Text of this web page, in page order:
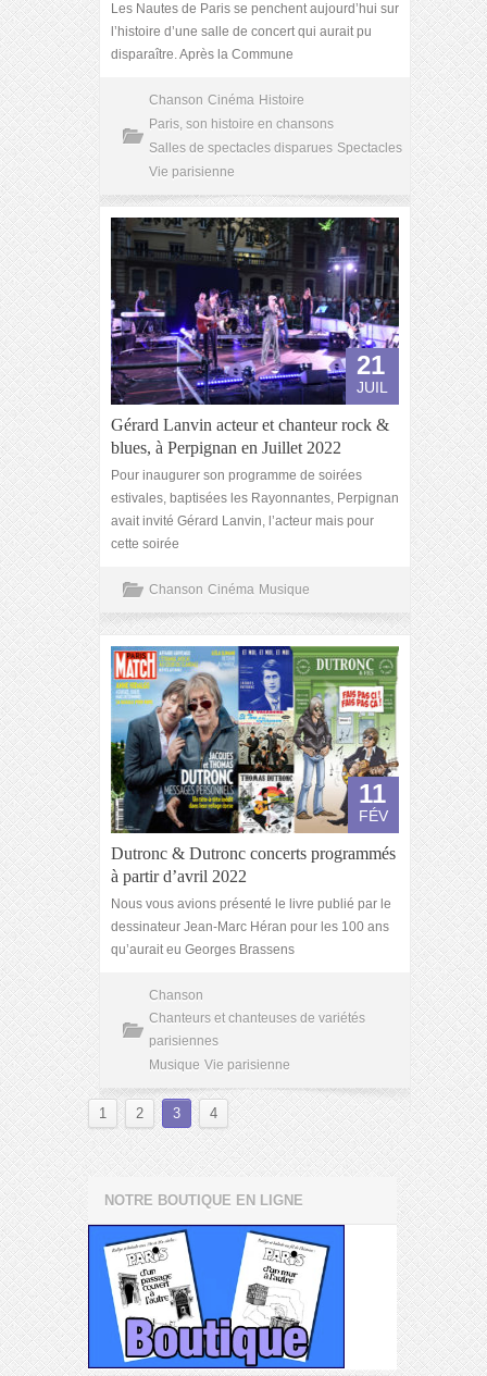
Les Nautes de Paris se penchent aujourd’hui sur
l’histoire d’une salle de concert qui aurait pu
disparaître. Après la Commune
Chanson Cinéma Histoire
Paris, son histoire en chansons
Salles de spectacles disparues Spectacles
Vie parisienne
21
JUIL
Gérard Lanvin acteur et chanteur rock &
blues, à Perpignan en Juillet 2022
Pour inaugurer son programme de soirées
estivales, baptisées les Rayonnantes, Perpignan
avait invité Gérard Lanvin, l’acteur mais pour
cette soirée
Chanson Cinéma Musique
11
FÉV
Dutronc & Dutronc concerts programmés
à partir d’avril 2022
Nous vous avions présenté le livre publié par le
dessinateur Jean-Marc Héran pour les 100 ans
qu’aurait eu Georges Brassens
Chanson
Chanteurs et chanteuses de variétés
parisiennes
Musique Vie parisienne
1 2 3 4
NOTRE BOUTIQUE EN LIGNE